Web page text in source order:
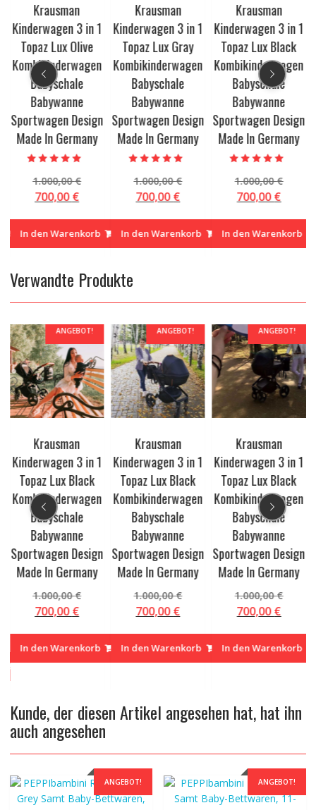
Krausman
Kinderwagen 3 in 1
Topaz Lux Olive
Kombikinderwagen
Babyschale
Babywanne
Sportwagen Design
Made In Germany
5.00
von 5
1.000,00€Ursprünglicher
1.000,00 €
700,00€Aktueller
ist:
700,00 €.
In den Warenkorb
Krausman
Kinderwagen 3 in 1
Topaz Lux Gray
Kombikinderwagen
Babyschale
Babywanne
Sportwagen Design
Made In Germany
5.00
von 5
1.000,00€Ursprünglicher
1.000,00 €
700,00€Aktueller
ist:
700,00 €.
In den Warenkorb
Krausman
Kinderwagen 3 in 1
Topaz Lux Black
Kombikinderwagen
Babyschale
Babywanne
Sportwagen Design
Made In Germany
5.00
von 5
1.000,00€
700,00€
ist:
In den Warenkorb
Verwandte Produkte
€
ANGEBOT!
Krausman
Kinderwagen 3 in 1
Topaz Lux Black
Kombikinderwagen
Babyschale
Babywanne
Sportwagen Design
Made In Germany
1.000,00€Ursprünglicher
1.000,00 €
700,00€Aktueller
ist:
700,00 €.
In den Warenkorb
ANGEBOT!
Krausman
Kinderwagen 3 in 1
Topaz Lux Black
Kombikinderwagen
Babyschale
Babywanne
Sportwagen Design
Made In Germany
1.000,00€Ursprünglicher
1.000,00 €
700,00€Aktueller
ist:
700,00 €.
In den Warenkorb
ANGEBOT!
Krausman
Kinderwagen 3 in 1
Topaz Lux Black
Kombikinderwagen
Babyschale
Babywanne
Sportwagen Design
Made In Germany
1.000,00€
700,00€
ist:
In den Warenkorb
Kunde, der diesen Artikel angesehen hat, hat ihn
auch angesehen
ANGEBOT! ANGEBOT!